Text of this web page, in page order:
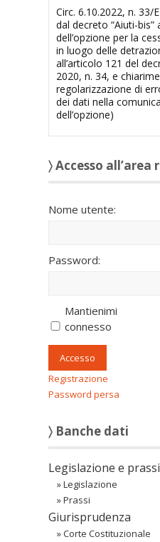
Circ. 6.10.2022, n.
dal decreto “Aiuti-bis”
dell’opzione per la
in luogo delle
all’articolo 121 del
2020, n. 34, e
regolarizzazione di
dei dati nella
dell’opzione)
〉 Accesso
Nome utente:
Password:
Mantienimi
connesso
Accesso
Registrazione
Password persa
〉 Banche dati
Legislazione e prassi
»Legislazione
»Prassi
Giurisprudenza
»Corte Costituzionale